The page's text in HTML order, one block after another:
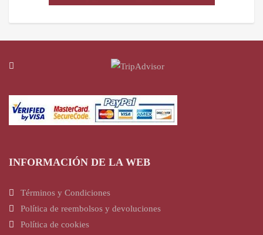
INFORMACIÓN DE LA WEB
Términos y Condiciones
Política de reembolsos y devoluciones
Política de cookies